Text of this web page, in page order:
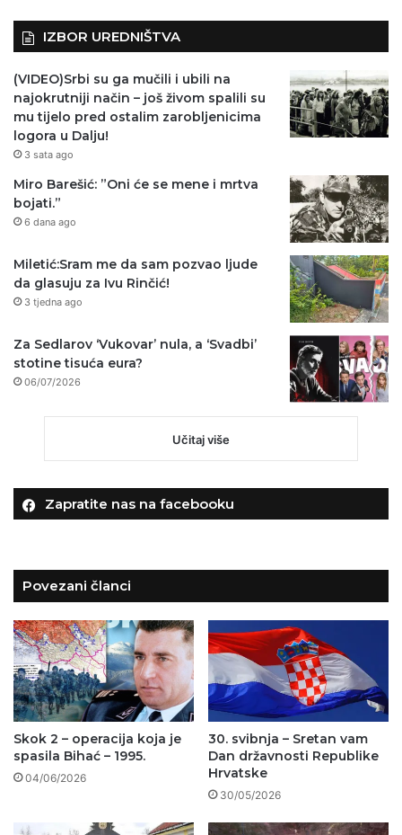
IZBOR UREDNIŠTVA
(VIDEO)Srbi su ga mučili i ubili na
najokrutniji način – još živom spalili su
mu tijelo pred ostalim zarobljenicima
logora u Dalju!
3 sata ago
Miro Barešić: ”Oni će se mene i mrtva
bojati.”
6 dana ago
Miletić:Sram me da sam pozvao ljude
da glasuju za Ivu Rinčić!
3 tjedna ago
Za Sedlarov ‘Vukovar’ nula, a ‘Svadbi’
stotine tisuća eura?
06/07/2026
Učitaj više
Zapratite nas na facebooku
Povezani članci
Skok 2 – operacija koja je
spasila Bihać – 1995.
04/06/2026
30. svibnja – Sretan vam
Dan državnosti Republike
Hrvatske
30/05/2026